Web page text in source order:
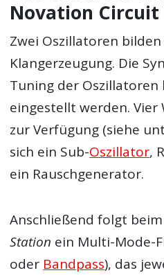
Novation
Zwei Oszillatoren
Klangerzeugung. Die
Tuning der
eingestellt werden.
zur Verfügung (siehe
sich ein Sub-Oszillator,
ein Rauschgenerator.
Anschließend folgt
Station ein Multi-Mode-
oder Bandpass), das